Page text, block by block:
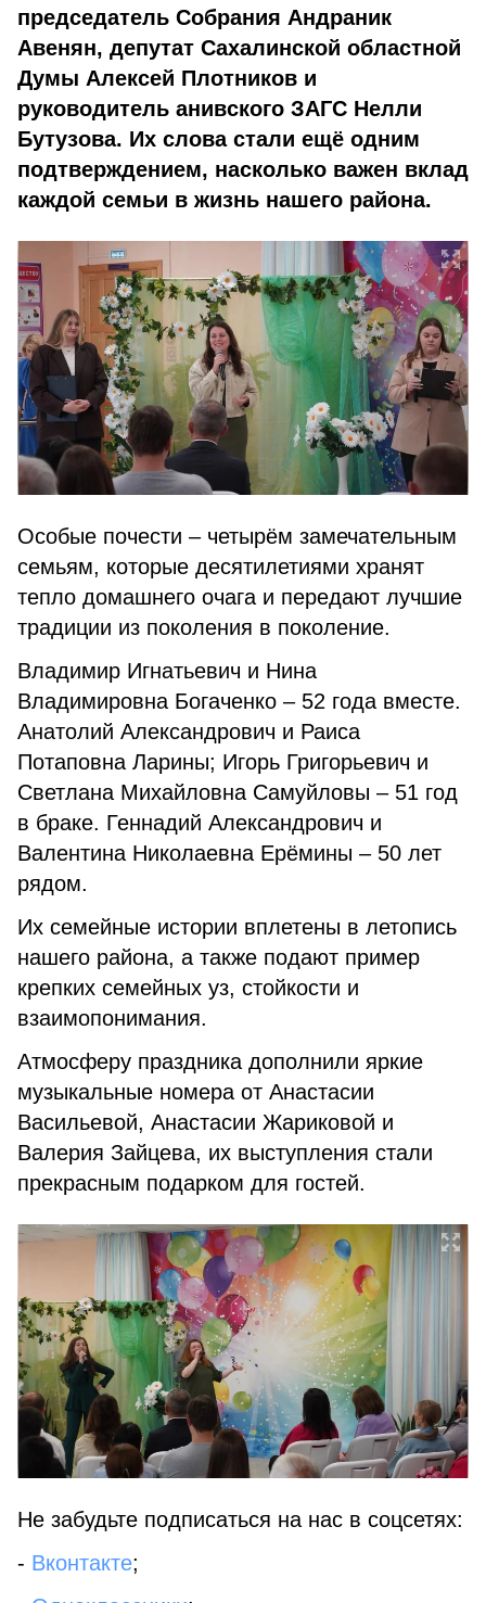
председатель Собрания Андраник
Авенян, депутат Сахалинской областной
Думы Алексей Плотников и
руководитель анивского ЗАГС Нелли
Бутузова. Их слова стали ещё одним
подтверждением, насколько важен вклад
каждой семьи в жизнь нашего района.
Особые почести – четырём замечательным
семьям, которые десятилетиями хранят
тепло домашнего очага и передают лучшие
традиции из поколения в поколение.
Владимир Игнатьевич и Нина
Владимировна Богаченко – 52 года вместе.
Анатолий Александрович и Раиса
Потаповна Ларины; Игорь Григорьевич и
Светлана Михайловна Самуйловы – 51 год
в браке. Геннадий Александрович и
Валентина Николаевна Ерёмины – 50 лет
рядом.
Их семейные истории вплетены в летопись
нашего района, а также подают пример
крепких семейных уз, стойкости и
взаимопонимания.
Атмосферу праздника дополнили яркие
музыкальные номера от Анастасии
Васильевой, Анастасии Жариковой и
Валерия Зайцева, их выступления стали
прекрасным подарком для гостей.
Не забудьте подписаться на нас в соцсетях:
- Вконтакте;